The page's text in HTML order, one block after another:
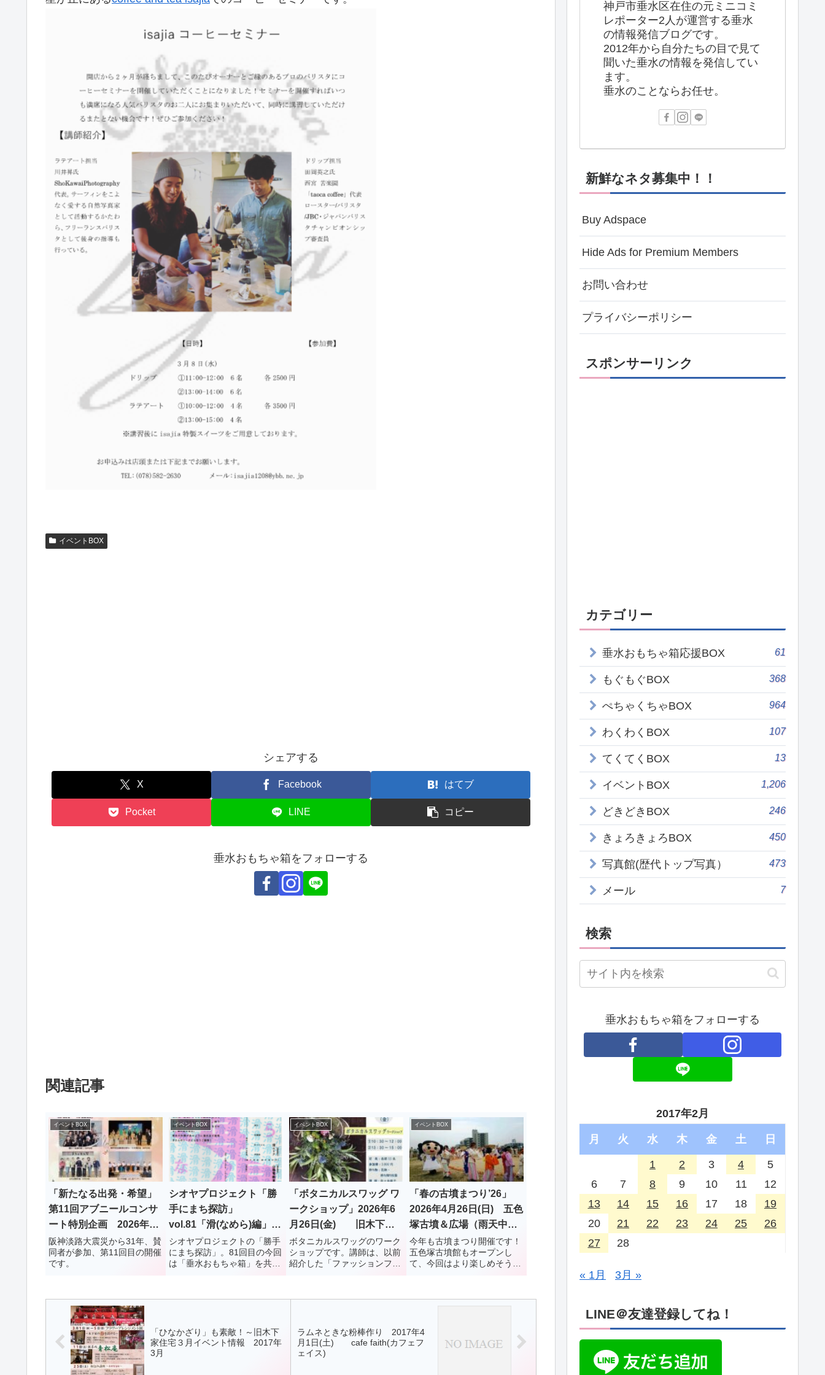
イベントBOX
シェアする
X Facebook はてブ
Pocket LINE コピー
垂水おもちゃ箱をフォローする
関連記事
イベントBOX
「新たなる出発・希望」
第11回アブニールコンサ
ート特別企画 2026年3
月16日(月) 垂水区役所1
階ロビー
阪神淡路大震災から31年、賛
同者が参加、第11回目の開催
です。
イベントBOX
シオヤプロジェクト「勝
手にまち探訪」
vol.81「滑(なめら)編」
2026年4月22日(水)
シオヤプロジェクトの「勝手
にまち探訪」。81回目の今回
は「垂水おもちゃ箱」を共同
内は、「陸」「多聞」に続い
時：2026年4月22日(水) ...
イベントBOX
「ボタニカルスワッグ ワ
ークショップ」2026年6
月26日(金) 旧木下家
住宅
ボタニカルスワッグのワーク
ショップです。講師は、以前
紹介した「ファッションフラ
イベントBOX
「春の古墳まつり’26」
2026年4月26日(日) 五色
塚古墳＆広場（雨天中
止）
今年も古墳まつり開催です！
五色塚古墳館もオープンし
て、今回はより楽しめそうで
「ひなかざり」も素敵！～旧木下
家住宅３月イベント情報 2017年
3月
ラムネときな粉棒作り 2017年4
月1日(土) cafe faith(カフェフ
ェイス)
神戸市垂水区在住の元ミニコミ
レポーター2人が運営する垂水
の情報発信ブログです。
2012年から自分たちの目で見て
聞いた垂水の情報を発信してい
ます。
垂水のことならお任せ。
新鮮なネタ募集中！！
Buy Adspace
Hide Ads for Premium Members
お問い合わせ
プライバシーポリシー
スポンサーリンク
カテゴリー
垂水おもちゃ箱応援BOX 61
もぐもぐBOX 368
ぺちゃくちゃBOX 964
わくわくBOX 107
てくてくBOX 13
イベントBOX 1,206
どきどきBOX 246
きょろきょろBOX 450
写真館(歴代トップ写真） 473
メール 7
検索
垂水おもちゃ箱をフォローする
2017年2月
月 火 水 木 金 土 日
1 2 3 4
5
6
7 8 9 10 11
12
13
14 15 16 17 18
19
20
21 22 23 24 25
26
27
28
« 1月 3月 »
LINE＠友達登録してね！